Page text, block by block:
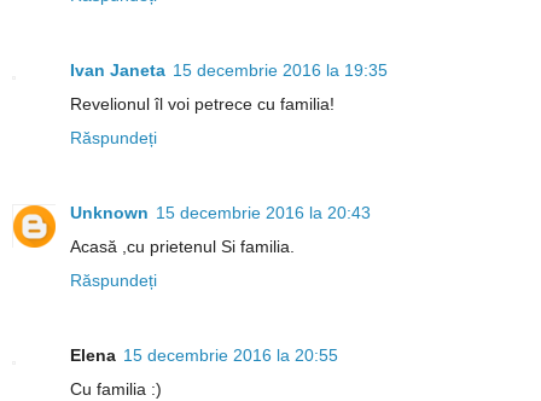
Ivan Janeta 15 decembrie 2016 la 19:35
Revelionul îl voi petrece cu familia!
Răspundeți
Unknown 15 decembrie 2016 la 20:43
Acasă ,cu prietenul Si familia.
Răspundeți
Elena 15 decembrie 2016 la 20:55
Cu familia :)